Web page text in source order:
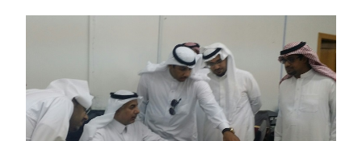
اقتراحات
الزكاة الجمارك
ضريبة القيمة المضافة
الإقرار الضريبي
التصرفات العقارية